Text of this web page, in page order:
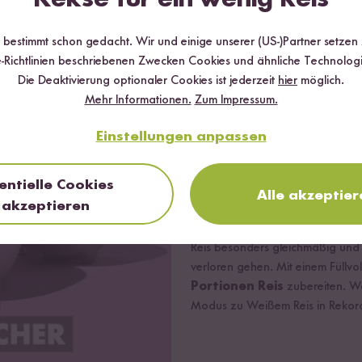
für Gemüse, Fisch oder Fleisch
passende Steckersystem (dreipolige Stecker -
unsere Gewährleistung
des Digitalen
Perfekt gegarter
Nie wieder angebrannter oder
Lieblingsreis besonders
oder Vollkorn, Sushi oder
Reis besonders gleichmäßig
verloren gehen. Mit einem
Portionen Reis zubereiten.
Modus zu Weißem Reis in
bestimmt schon gedacht. Wir und einige unserer (US-)Partner
Richtlinien beschriebenen Zwecken Cookies und ähnliche
Die Deaktivierung optionaler Cookies ist jederzeit hier möglich.
Mehr Informationen. Zum Impressum.
Einstellungen anpassen
Cookies
akzeptieren
Alle